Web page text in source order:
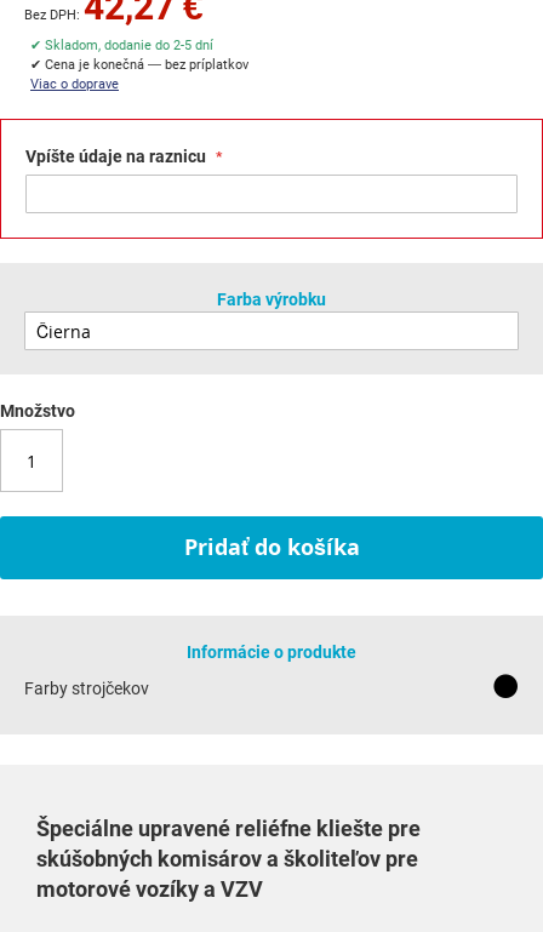
obrázkov✔ Skladom, dodanie do 2-5 dní
✔ Cena je konečná — bez príplatkov
Viac o doprave
Vpíšte údaje na raznicu
Farba výrobku
Množstvo
Pridať do košíka
Informácie o produkte
Farby strojčekov
Špeciálne upravené reliéfne kliešte pre
skúšobných komisárov a školiteľov pre
motorové vozíky a VZV